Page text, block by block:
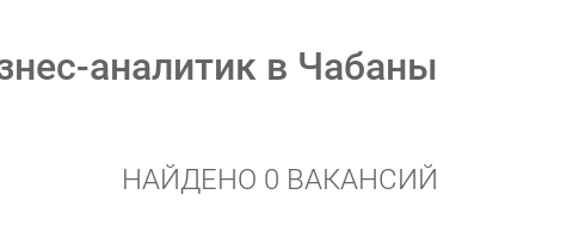
аналитик в Чабаны
НАЙДЕНО 0 ВАКАНСИЙ